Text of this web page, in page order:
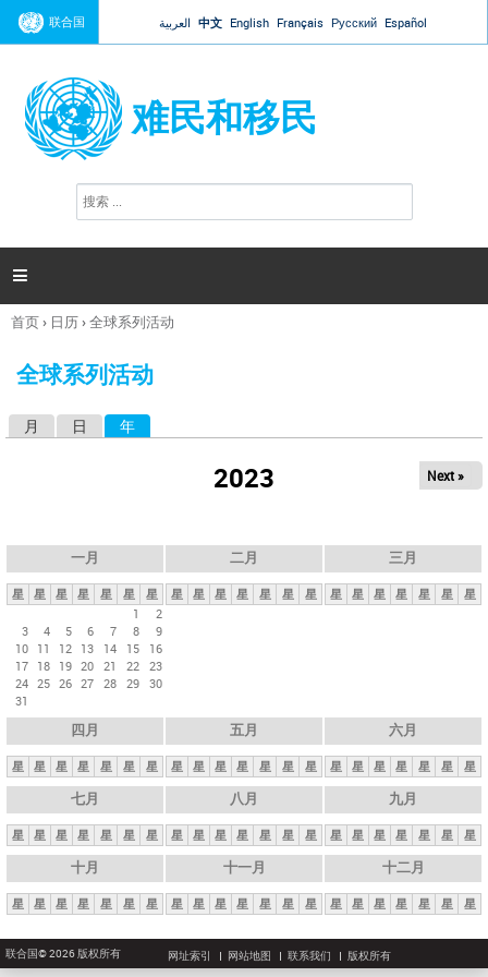
Jump to navigation
联合国 العربية 中文 English Français Русский Español
难民和移民
搜
索

你
这
首页› 日历›全球系列活动
全球系列活动
月 日 年
2023 Next »
一月
星 星 星 星 星 星
星
1
2
3
4 5 6 7 8
9
10 11 12 13 14 15
16
17 18 19 20 21 22 23
24 25 26 27 28 29 30
31
二月
星 星 星 星 星 星 星
三月
星 星 星 星 星 星 星
四月
星 星 星 星 星 星 星
五月
星 星 星 星 星 星 星
六月
星 星 星 星 星 星 星
七月
星 星 星 星 星 星 星
八月
星 星 星 星 星 星 星
九月
星 星 星 星 星 星 星
十月
星 星 星 星 星 星 星
十一月
星 星 星 星 星 星 星
十二月
星 星 星 星 星 星 星
联合国© 2026 版权所有 网址索引 网站地图 联系我们 版权所有